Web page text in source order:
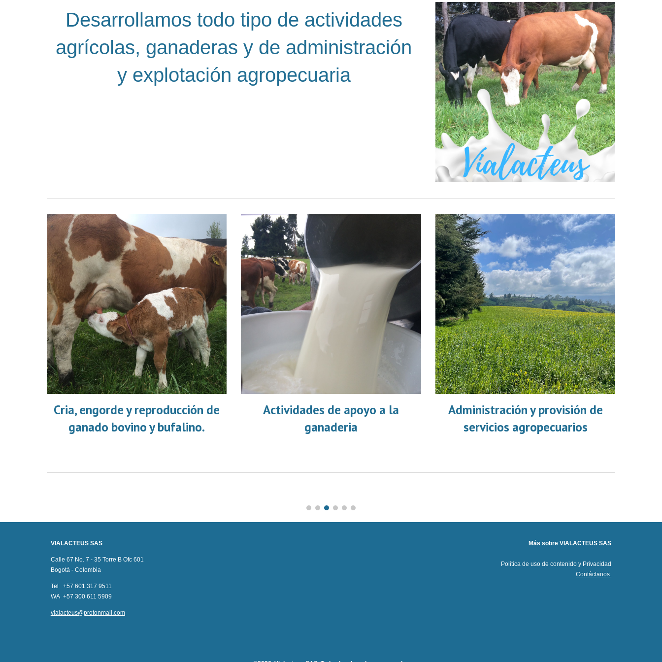
Desarrollamos todo tipo de actividades
agrícolas, ganaderas y de administración
y explotación agropecuaria
Cria, engorde y reproducción de
ganado bovino y bufalino.
Actividades de apoyo a la
ganaderia
Administración y provisión de
servicios agropecuarios
VIALACTEUS SAS
Calle 67 No. 7 - 35 Torre B Ofc 601
Bogotá - Colombia
Tel +57 601 317 9511
WA +57 300 611 5909
vialacteus@protonmail.com
Más sobreVIALACTEUS SAS
Política de uso de contenido y Privacidad
Contáctanos